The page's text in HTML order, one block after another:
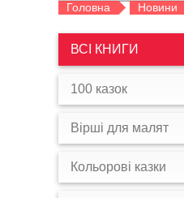
Головна Новини
ВСІ КНИГИ
100 казок
Вірші для малят
Кольорові казки